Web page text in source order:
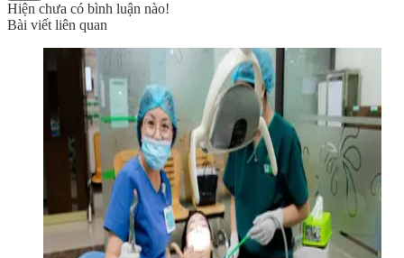
Hiện chưa có bình luận nào!
Bài viết liên quan